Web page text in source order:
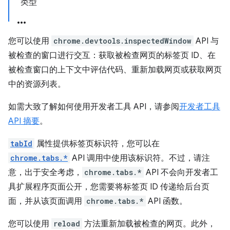
类型
您可以使用 chrome.devtools.inspectedWindow API 与
被检查的窗口进行交互：获取被检查网页的标签页 ID、在
被检查窗口的上下文中评估代码、重新加载网页或获取网页
中的资源列表。
如需大致了解如何使用开发者工具 API，请参阅开发者工具
API 摘要。
tabId 属性提供标签页标识符，您可以在
chrome.tabs.* API 调用中使用该标识符。不过，请注
意，出于安全考虑，
chrome.tabs.* API 不会向开发者工
具扩展程序页面公开，您需要将标签页 ID 传递给后台页
面，并从该页面调用 chrome.tabs.* API 函数。
您可以使用 reload 方法重新加载被检查的网页。此外，